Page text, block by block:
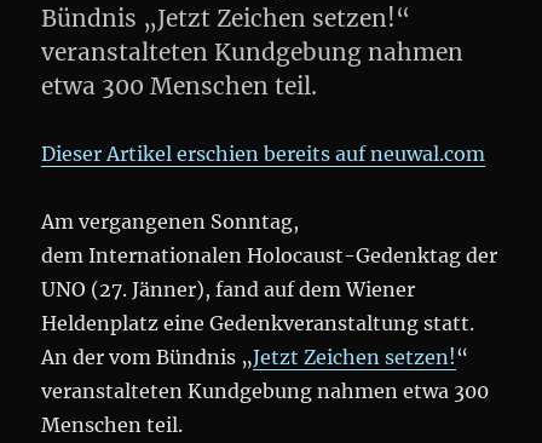
Bündnis „Jetzt Zeichen setzen!“
veranstalteten Kundgebung nahmen
etwa 300 Menschen teil.
Dieser Artikel erschien bereits auf neuwal.com
Am vergangenen Sonntag,
dem Internationalen Holocaust-Gedenktag der
UNO (27. Jänner), fand auf dem Wiener
Heldenplatz eine Gedenkveranstaltung statt.
An der vom Bündnis „Jetzt Zeichen setzen!“
veranstalteten Kundgebung nahmen etwa 300
Menschen teil.